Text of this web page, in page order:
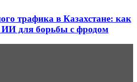
трафика в Казахстане: как
ИИ для борьбы с фродом